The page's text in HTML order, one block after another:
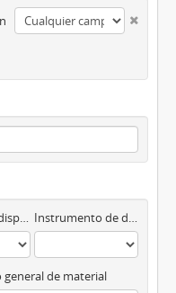
Objeto digital disponibles Instrumento de descripción
general de material